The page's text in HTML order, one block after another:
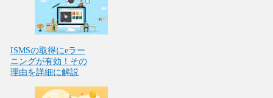
ISMSの取得にeラー
ニングが有効！その
理由を詳細に解説